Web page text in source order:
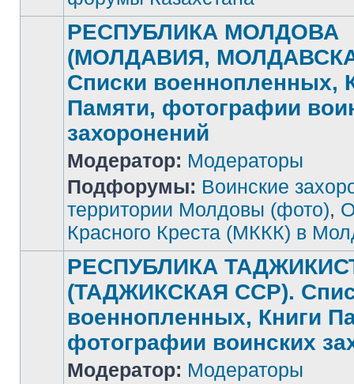
непрочитанных
сообщений
РЕСПУБЛИКА МОЛДОВА
(МОЛДАВИЯ,
Списки военнопленных,
Памяти, фотографии
захоронений
Модератор: Модераторы
Подфорумы: Воинские
территории Молдовы (фото),
Красного Креста (МККК) в
РЕСПУБЛИКА
(ТАДЖИКСКАЯ ССР).
военнопленных, Книги
фотографии воинских
Модератор: Модераторы